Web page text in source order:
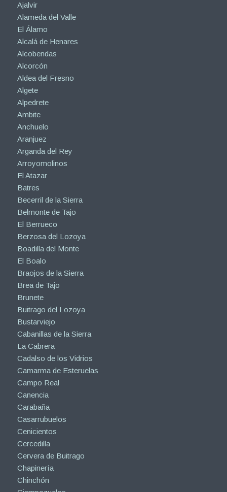
Ajalvir
Alameda del Valle
El Álamo
Alcalá de Henares
Alcobendas
Alcorcón
Aldea del Fresno
Algete
Alpedrete
Ambite
Anchuelo
Aranjuez
Arganda del Rey
Arroyomolinos
El Atazar
Batres
Becerril de la Sierra
Belmonte de Tajo
El Berrueco
Berzosa del Lozoya
Boadilla del Monte
El Boalo
Braojos de la Sierra
Brea de Tajo
Brunete
Buitrago del Lozoya
Bustarviejo
Cabanillas de la Sierra
La Cabrera
Cadalso de los Vidrios
Camarma de Esteruelas
Campo Real
Canencia
Carabaña
Casarrubuelos
Cenicientos
Cercedilla
Cervera de Buitrago
Chapinería
Chinchón